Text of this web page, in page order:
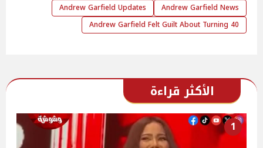
Andrew Garfield News
Andrew Garfield Updates
Andrew Garfield Felt Guilt About Turning 40
الأكثر قراءة
1